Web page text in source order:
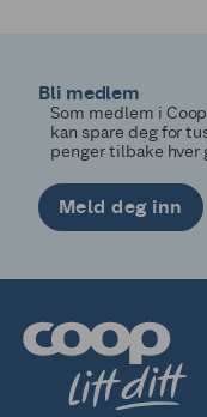
Bli medlem
Som medlem i
kan spare deg for
penger tilbake hver
Meld deg inn